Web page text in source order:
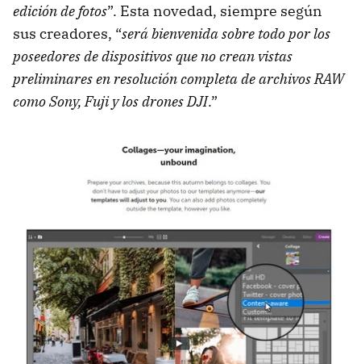
edición de fotos”. Esta novedad, siempre según
sus creadores, “será bienvenida sobre todo por los
poseedores de dispositivos que no crean vistas
preliminares en resolución completa de archivos RAW
como Sony, Fuji y los drones DJI.”